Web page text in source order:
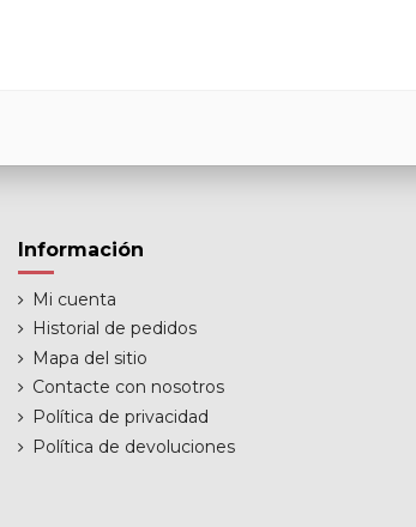
Información
Mi cuenta
Historial de pedidos
Mapa del sitio
Contacte con nosotros
Política de privacidad
Política de devoluciones